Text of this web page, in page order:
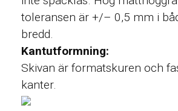
toleransen är +/– 0,5 mm i
bredd.
Kantutformning:
Skivan är formatskuren och
kanter.